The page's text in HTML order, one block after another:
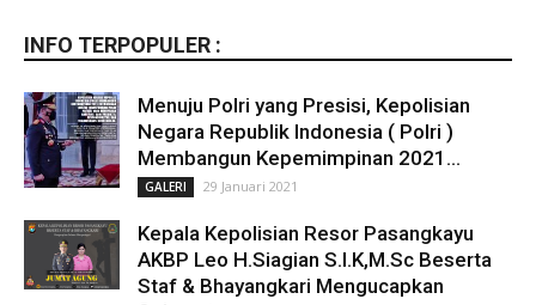
INFO TERPOPULER :
Menuju Polri yang Presisi, Kepolisian
Negara Republik Indonesia ( Polri )
Membangun Kepemimpinan 2021...
GALERI 29 Januari 2021
Kepala Kepolisian Resor Pasangkayu
AKBP Leo H.Siagian S.I.K,M.Sc Beserta
Staf & Bhayangkari Mengucapkan